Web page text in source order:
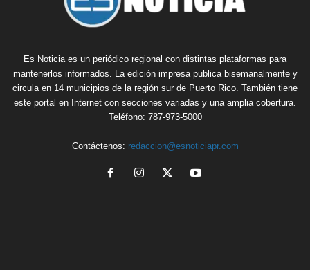
Es Noticia es un periódico regional con distintas plataformas para
mantenerlos informados. La edición impresa publica bisemanalmente y
circula en 14 municipios de la región sur de Puerto Rico. También tiene
este portal en Internet con secciones variadas y una amplia cobertura.
Teléfono: 787-973-5000
Contáctenos: redaccion@esnoticiapr.com